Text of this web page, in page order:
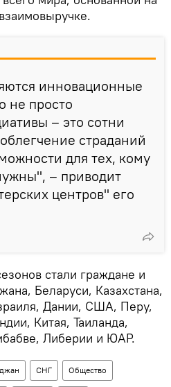
инновационные
не просто
– это сотни
страданий
для тех, кому
– приводит
центров" его
стали граждане и
Беларуси, Казахстана,
Дании, США, Перу,
Китая, Таиланда,
Либерии и ЮАР.
СНГ Общество